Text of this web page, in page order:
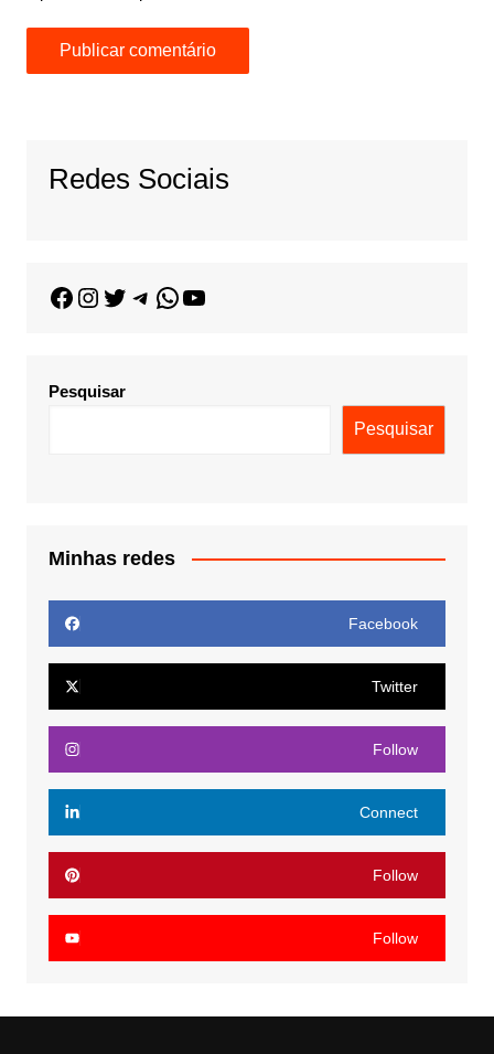
Redes Sociais
Pesquisar
Pesquisar
Minhas redes
Facebook
Twitter
Follow
Connect
Follow
Follow